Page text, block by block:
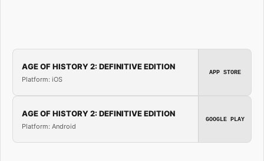
AGE OF HISTORY 2: DEFINITIVE EDITION
Platform: iOS
APP STORE
AGE OF HISTORY 2: DEFINITIVE EDITION
Platform: Android
GOOGLE PLAY